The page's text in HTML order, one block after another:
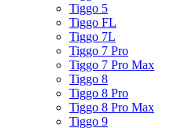
Tiggo 5
Tiggo FL
Tiggo 7L
Tiggo 7 Pro
Tiggo 7 Pro Max
Tiggo 8
Tiggo 8 Pro
Tiggo 8 Pro Max
Tiggo 9